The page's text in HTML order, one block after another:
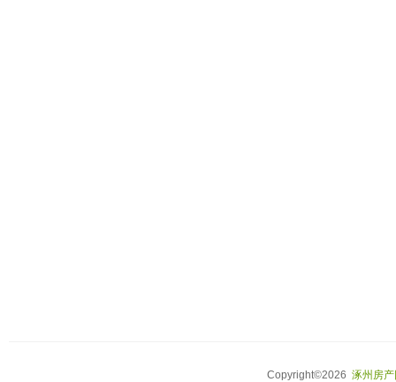
Copyright©2026 涿州房